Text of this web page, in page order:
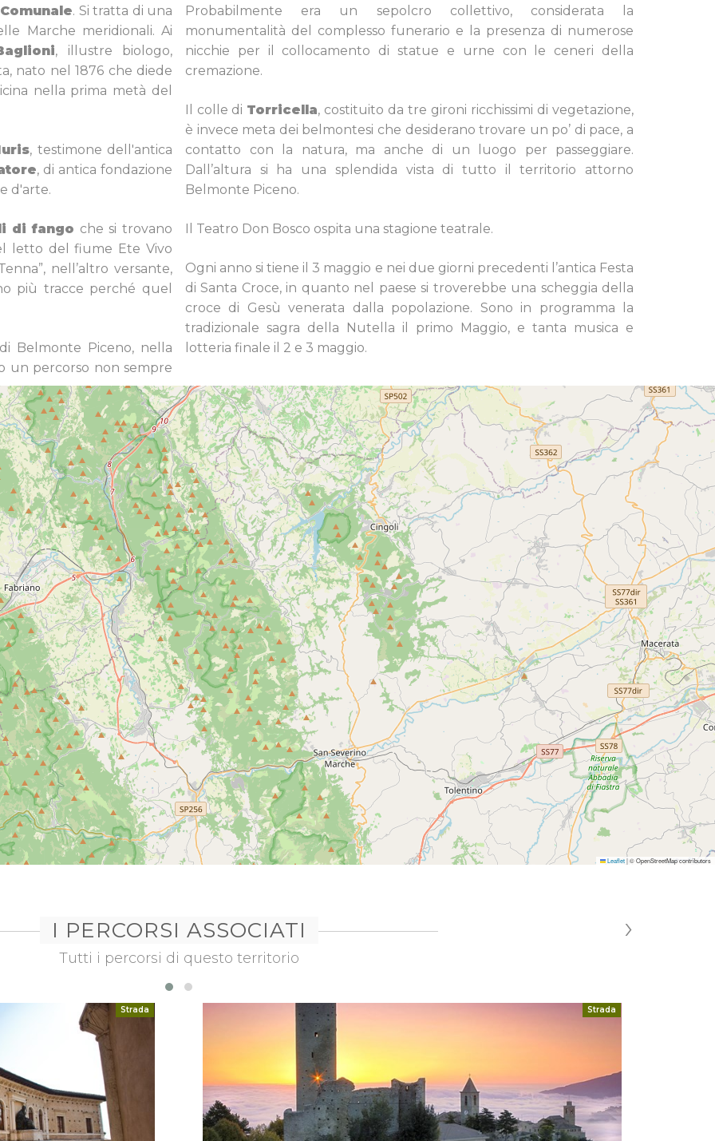
. Si tratta di una
Marche meridionali. Ai
, illustre biologo,
nato nel 1876 che diede
nella prima metà del
, testimone dell'antica
, di antica fondazione
d'arte.
di fango che si trovano
letto del fiume Ete Vivo
nell’altro versante,
più tracce perché quel
Belmonte Piceno, nella
un percorso non sempre
Probabilmente era un sepolcro collettivo, considerata la
monumentalità del complesso funerario e la presenza di numerose
nicchie per il collocamento di statue e urne con le ceneri della
cremazione.
Il colle di Torricella, costituito da tre gironi ricchissimi di vegetazione,
è invece meta dei belmontesi che desiderano trovare un po’ di pace, a
contatto con la natura, ma anche di un luogo per passeggiare.
Dall’altura si ha una splendida vista di tutto il territorio attorno
Belmonte Piceno.
Il Teatro Don Bosco ospita una stagione teatrale.
Ogni anno si tiene il 3 maggio e nei due giorni precedenti l’antica Festa
di Santa Croce, in quanto nel paese si troverebbe una scheggia della
croce di Gesù venerata dalla popolazione. Sono in programma la
tradizionale sagra della Nutella il primo Maggio, e tanta musica e
lotteria finale il 2 e 3 maggio.
Leaflet|© OpenStreetMap contributors
I PERCORSI ASSOCIATI
Tutti i percorsi di questo territorio
Strada Strada
›